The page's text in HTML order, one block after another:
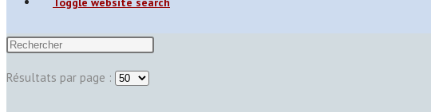
Résultats par page :